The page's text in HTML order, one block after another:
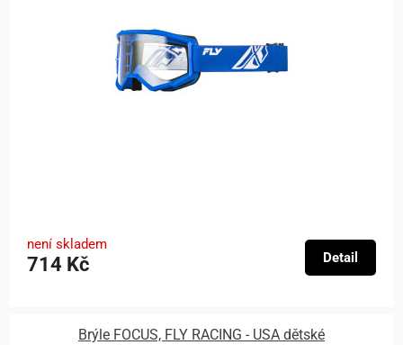
není skladem
714 Kč Detail
Brýle FOCUS, FLY RACING - USA dětské